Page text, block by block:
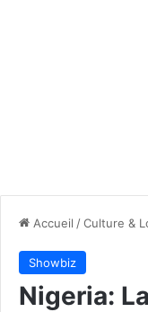
Accueil /Culture &
Showbiz
Nigeria: